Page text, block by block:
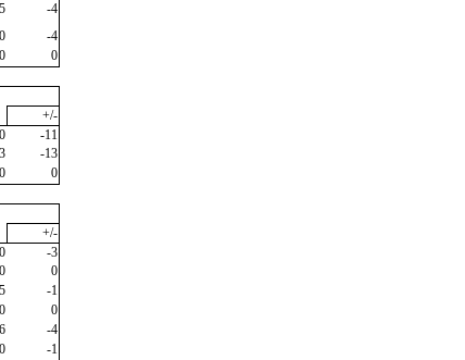
-4
-4
0
0
+/-
-11
-13
0
0
+/-
0
-3
0
0
-1
0
0
6
-4
0
-1